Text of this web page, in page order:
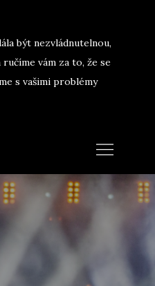
být nezvládnutelnou,
vám za to, že se
s vašimi problémy